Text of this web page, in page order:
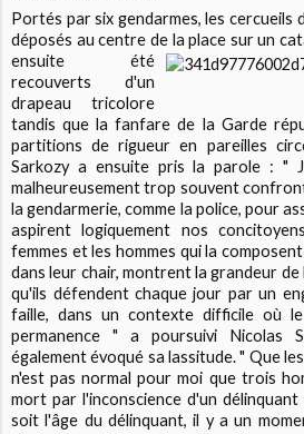
Portés par six gendarmes, les
déposés au centre de la place sur un
ensuite été
recouverts d'un
drapeau tricolore
tandis que la fanfare de la Garde
partitions de rigueur en pareilles
Sarkozy a ensuite pris la parole : "
malheureusement trop souvent
la gendarmerie, comme la police, pour
aspirent logiquement nos
femmes et les hommes qui la
dans leur chair, montrent la grandeur de
qu'ils défendent chaque jour par un
faille, dans un contexte difficile où
permanence " a poursuivi Nicolas
également évoqué sa lassitude. " Que
n'est pas normal pour moi que trois
mort par l'inconscience d'un
soit l'âge du délinquant, il y a un